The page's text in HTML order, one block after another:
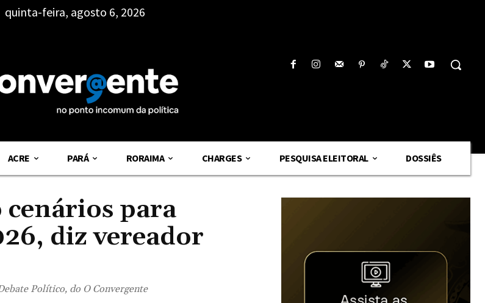
quinta-feira, agosto 6, 2026
ACRE PARÁ RORAIMA CHARGES PESQUISA ELEITORAL DOSSIÊS
para
diz vereador
Político, do O Convergente